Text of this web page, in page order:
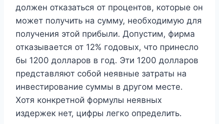
должен отказаться от процентов, которые он
может получить на сумму, необходимую для
получения этой прибыли. Допустим, фирма
отказывается от 12% годовых, что принесло
бы 1200 долларов в год. Эти 1200 долларов
представляют собой неявные затраты на
инвестирование суммы в другом месте.
Хотя конкретной формулы неявных
издержек нет, цифры легко определить.